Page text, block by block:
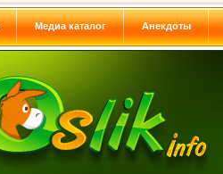
Медиа каталог Анекдоты